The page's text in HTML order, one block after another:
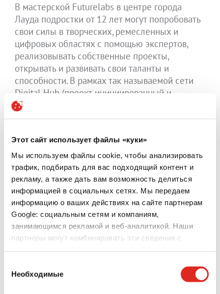
Этот сайт использует файлы «куки»
Мы используем файлы cookie, чтобы анализировать
трафик, подбирать для вас подходящий контент и
рекламу, а также дать вам возможность делиться
информацией в социальных сетях. Мы передаем
информацию о ваших действиях на сайте партнерам
Google: социальным сетям и компаниям,
занимающимся рекламой и веб-аналитикой. Наши
партнеры могут комбинировать эти сведения с
вами их сервисов.
Выходные
согласия
Необходимые
В мастерской Futurelabs в центре города
Лауда подростки от 12 лет могут попробовать
свои силы в творческих, ремесленных и
цифровых областях с помощью экспертов,
реализовывать собственные проекты,
открывать и развивать свои таланты и
способности. В рамках так называемой сети
Digital Hub (проект, инициированный и
финансируемый землей Баден-Вюртемберг)
Futurelabs в Лауде также служит контактным
им в цифровой трансформации и стимулирует
междисциплинарное сотрудничество.
Компании, участвующие в качестве спонсоров,
имеют возможность предлагать молодым
людям интересные возможности обучения и
повышения квалификации в регионе, а также
поддерживать студентов и начинающих
предпринимателей.
понедельникам, средам и четвергам с 13:00
до 17:30. Подростки от 12 лет могут прийти